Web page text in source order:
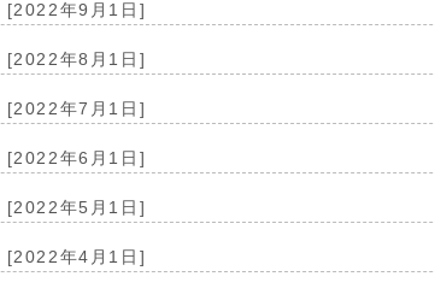
[2022年9月1日]
[2022年8月1日]
[2022年7月1日]
[2022年6月1日]
[2022年5月1日]
[2022年4月1日]